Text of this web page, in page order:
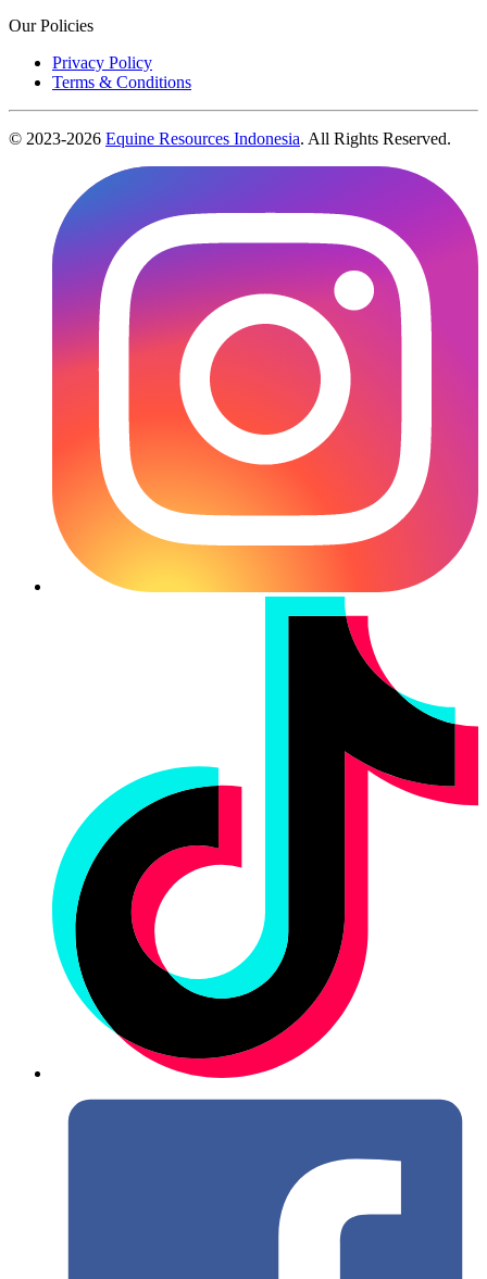
Our Policies
Privacy Policy
Terms & Conditions
© 2023-2026 Equine Resources Indonesia. All Rights Reserved.